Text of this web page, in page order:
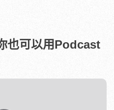
也可以用Podcast